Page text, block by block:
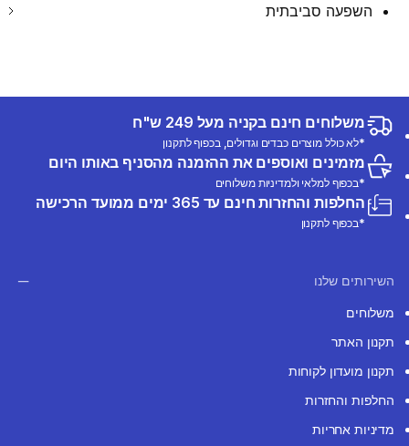
השפעה סביבתית
משלוחים חינם בקניה מעל 249 ש"ח
*לא כולל מוצרים כבדים וגדולים, בכפוף לתקנון
מזמינים ואוספים את ההזמנה מהסניף באותו היום
*בכפוף למלאי ולמדיניות משלוחים
החלפות והחזרות חינם עד 365 ימים ממועד הרכישה
*בכפוף לתקנון
השירותים שלנו
משלוחים
תקנון האתר
תקנון מועדון לקוחות
החלפות והחזרות
מדיניות אחריות